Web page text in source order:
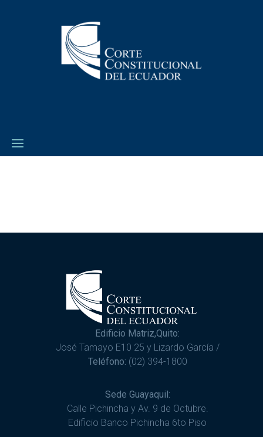
Edificio Matriz,Quito:
José Tamayo E10 25 y Lizardo García /
Teléfono: (02) 394-1800
Sede Guayaquil:
Calle Pichincha y Av. 9 de Octubre.
Edificio Banco Pichincha 6to Piso